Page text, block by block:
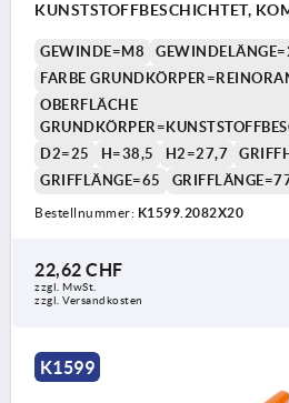
KUNSTSTOFFBESCHICHTET,
GEWINDE=M8
FARBE
OBERFLÄCHE
D2=25
H=38,5 H2=27,7
GRIFFLÄNGE=65
Bestellnummer: K1599.2082X20
22,62 CHF
zzgl. MwSt.
zzgl. Versandkosten
K1599